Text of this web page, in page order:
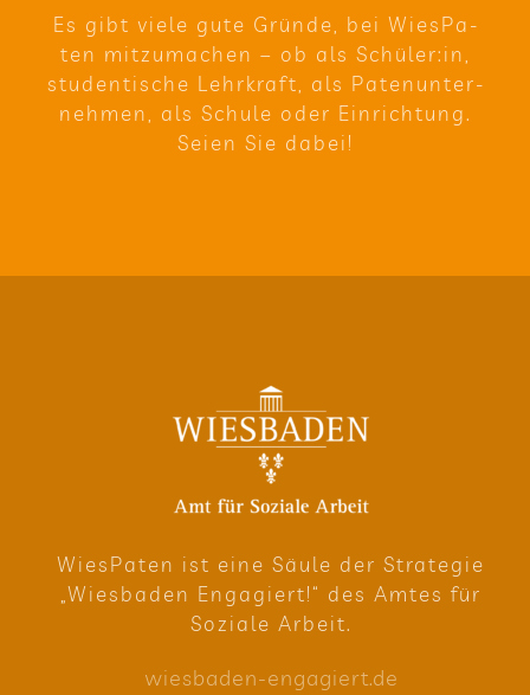
Es gibt viele gute Gründe, bei Wie­sPa­
ten mit­zu­ma­chen – ob als Schüler:in,
stu­den­ti­sche Lehr­kraft, als Paten­un­ter­
neh­men, als Schule oder Ein­rich­tung.
Seien Sie dabei!
Wie­sPa­ten ist eine Säule der Stra­te­gie
„Wies­ba­den Enga­giert!“ des Amtes für
Soziale Arbeit.
wies​ba​den​-enga​giert​.de